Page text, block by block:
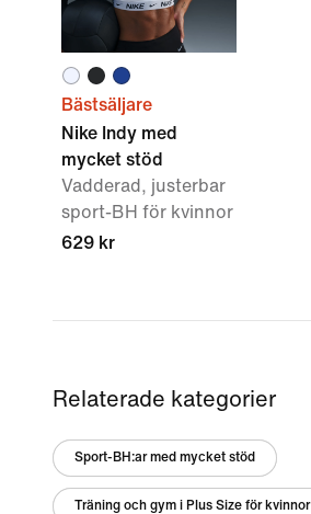
Bästsäljare
Nike Indy med
mycket stöd
Vadderad, justerbar
sport-BH för kvinnor
629 kr
Relaterade kategorier
Sport-BH:ar med mycket stöd
Träning och gym i Plus Size för kvinnor